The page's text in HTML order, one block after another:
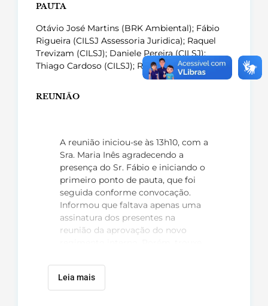
PAUTA
Otávio José Martins (BRK Ambiental); Fábio
Rigueira (CILSJ Assessoria Juridica); Raquel
Trevizam (CILSJ); Daniele Pereira (CILSJ);
Thiago Cardoso (CILSJ); Rafael Duarte (CILSJ).
REUNIÃO
A reunião iniciou-se às 13h10, com a
Sra. Maria Inês agradecendo a
presença do Sr. Fábio e iniciando o
primeiro ponto de pauta, que foi
seguida conforme convocação.
Informou que faltava apenas uma
assinatura dos presentes na
reunião da aprovação do novo
havia algumas alterações a serem
feitas, inclusive indicadas pelo Sr.
Carramenha e pelo Sr. Leonardo.
Leia mais